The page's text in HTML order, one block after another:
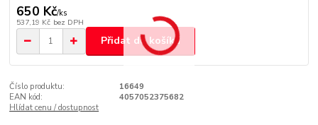
650 Kč/ks
537,19 Kč bez DPH
Přidat do košíku
Číslo produktu:
16649
EAN kód:
4057052375682
Hlídat cenu / dostupnost